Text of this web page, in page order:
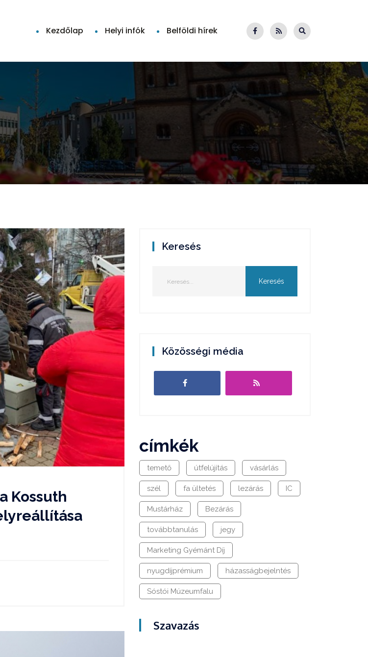
Kezdőlap Helyi infók Belföldi hírek
Kossuth
Keresés
Közösségi média
címkék
temető útfelújítás vásárlás
szél fa ültetés lezárás IC
Mustárház Bezárás
továbbtanulás jegy
Marketing Gyémánt Díj
nyugdíjprémium házasságbejelntés
Sóstói Múzeumfalu
Szavazás